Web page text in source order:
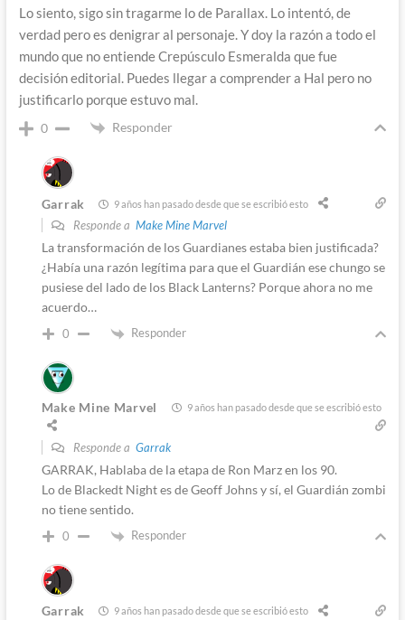
Lo siento, sigo sin tragarme lo de Parallax. Lo intentó, de
verdad pero es denigrar al personaje. Y doy la razón a todo el
mundo que no entiende Crepúsculo Esmeralda que fue
decisión editorial. Puedes llegar a comprender a Hal pero no
justificarlo porque estuvo mal.
0 Responder
Garrak 9 años han pasado desde que se escribió esto
Responde a Make Mine Marvel
La transformación de los Guardianes estaba bien justificada?
¿Había una razón legítima para que el Guardián ese chungo se
pusiese del lado de los Black Lanterns? Porque ahora no me
acuerdo…
0 Responder
Make Mine Marvel 9 años han pasado desde que se escribió esto
Responde a Garrak
GARRAK, Hablaba de la etapa de Ron Marz en los 90.
Lo de Blackedt Night es de Geoff Johns y sí, el Guardián zombi
no tiene sentido.
0 Responder
Garrak 9 años han pasado desde que se escribió esto